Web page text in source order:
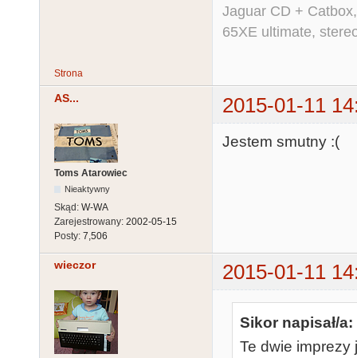
Jaguar CD +
65XE ultimate,
Strona
AS... 2015-01-11
Toms Atarowiec
Nieaktywny
Skąd: W-WA
Zarejestrowany: 2002-05-15
Posty: 7,506
Jestem smutny :(
wieczor 2015-01-11
Sikor napisał/a:
Te dwie imprezy